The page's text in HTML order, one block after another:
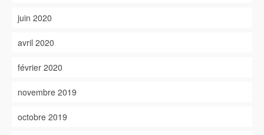
juin 2020
avril 2020
février 2020
novembre 2019
octobre 2019